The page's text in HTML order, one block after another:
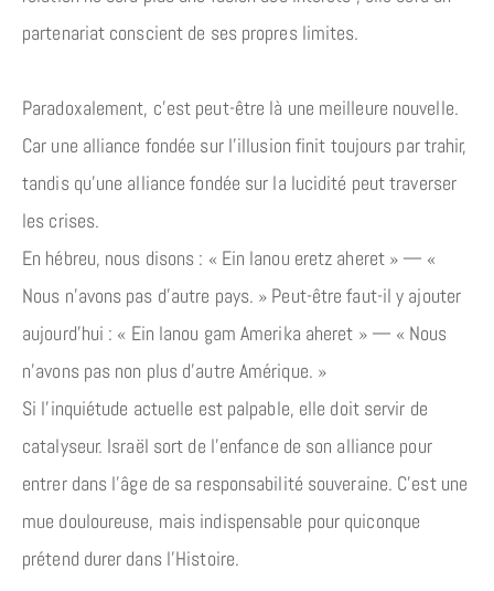
partenariat conscient de ses propres limites.
Paradoxalement, c’est peut-être là une meilleure nouvelle.
Car une alliance fondée sur l’illusion finit toujours par trahir,
tandis qu’une alliance fondée sur la lucidité peut traverser
les crises.
En hébreu, nous disons : « Ein lanou eretz aheret » — «
Nous n’avons pas d’autre pays. » Peut-être faut-il y ajouter
aujourd’hui : « Ein lanou gam Amerika aheret » — « Nous
n’avons pas non plus d’autre Amérique. »
Si l’inquiétude actuelle est palpable, elle doit servir de
catalyseur. Israël sort de l’enfance de son alliance pour
entrer dans l’âge de sa responsabilité souveraine. C’est une
mue douloureuse, mais indispensable pour quiconque
prétend durer dans l’Histoire.